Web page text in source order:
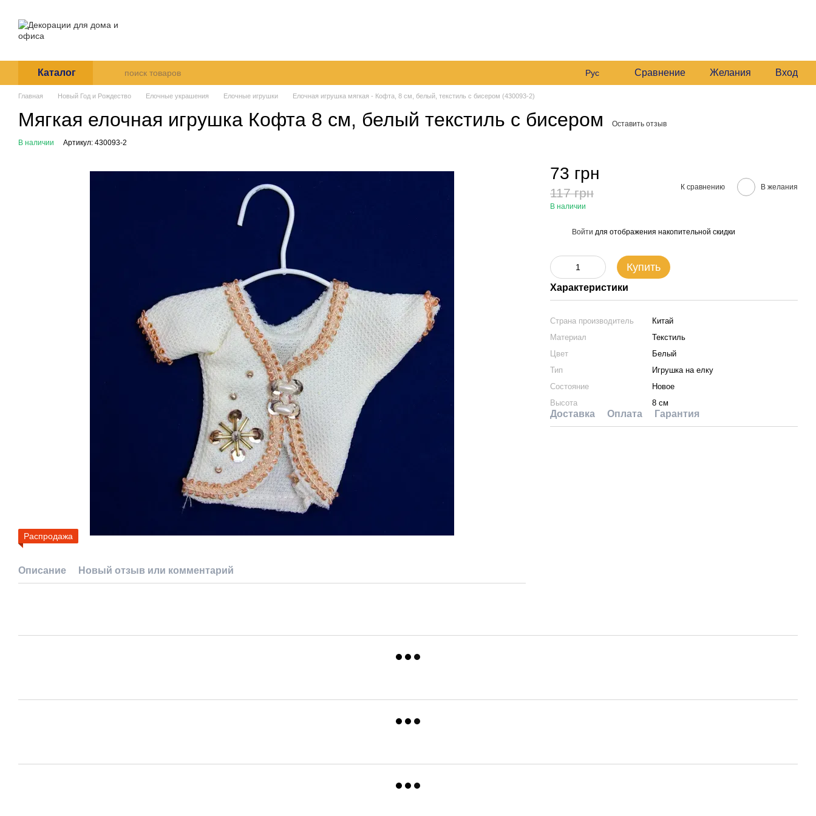
Каталог Рус Сравнение Желания Вход
Главная Новый Год и Рождество Елочные украшения Елочные игрушки Елочная игрушка мягкая - Кофта, 8 см, белый, текстиль с бисером (430093-2)
Мягкая елочная игрушка Кофта 8 см, белый текстиль с бисером Оставить отзыв
В наличии Артикул: 430093-2
Распродажа
Описание Новый отзыв или комментарий
73 грн
117 грн
В наличии
К сравнению В желания
Войти для отображения накопительной скидки
Купить
Характеристики
Страна производитель
Китай
Материал
Текстиль
Цвет
Белый
Тип
Игрушка на елку
Состояние
Новое
Высота
8 см
Доставка Оплата Гарантия